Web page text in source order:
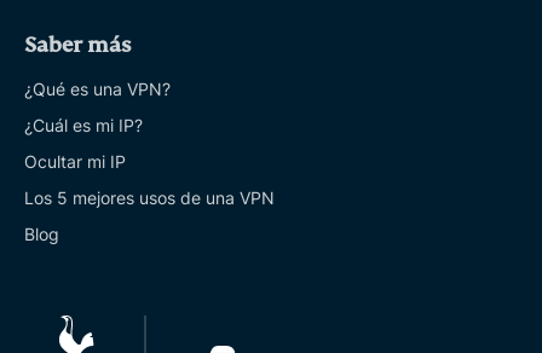
Saber más
¿Qué es una VPN?
¿Cuál es mi IP?
Ocultar mi IP
Los 5 mejores usos de una VPN
Blog